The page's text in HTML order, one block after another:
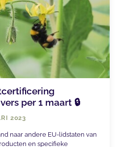
per 1 maart 🔒
2023
naar andere EU-lidstaten van
en specifieke